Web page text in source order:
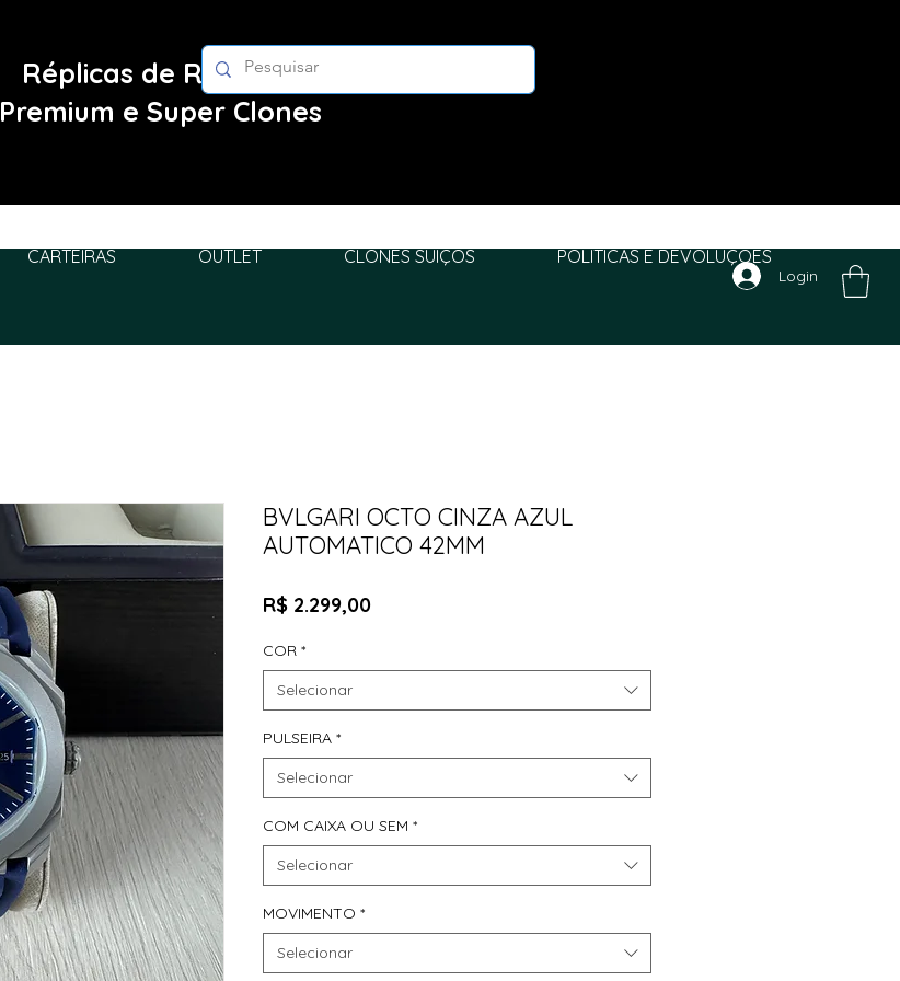
Réplicas de Relógios
Premium e Super Clones
CARTEIRAS OUTLET CLONES SUIÇOS POLITICAS E DEVOLUÇÕES
Login
BVLGARI OCTO CINZA AZUL
AUTOMATICO 42MM
R$ 2.299,00Preço
COR *
Selecionar
PULSEIRA *
Selecionar
COM CAIXA OU SEM *
Selecionar
MOVIMENTO *
Selecionar